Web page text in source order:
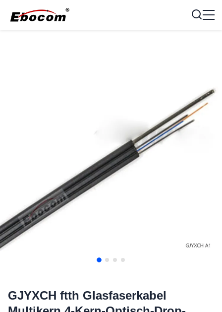
GJYXCH ftth Glasfaserkabel